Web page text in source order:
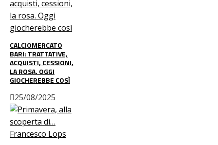
CALCIOMERCATO
BARI: TRATTATIVE,
ACQUISTI, CESSIONI,
LA ROSA. OGGI
GIOCHEREBBE COSÌ
25/08/2025